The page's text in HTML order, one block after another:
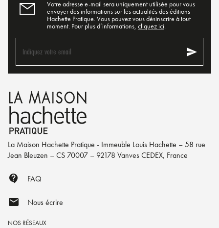
Votre adresse e-mail sera uniquement utilisée pour vous
envoyer des informations sur les actualités des éditions
Hachette Pratique. Vous pouvez vous désinscrire à tout
moment. Pour plus d’informations, cliquez ici.
Indiquez votre email send
La Maison Hachette Pratique - Immeuble Louis Hachette – 58 rue
Jean Bleuzen – CS 70007 – 92178 Vanves CEDEX, France
contact_support FAQ
mail Nous écrire
NOS RÉSEAUX